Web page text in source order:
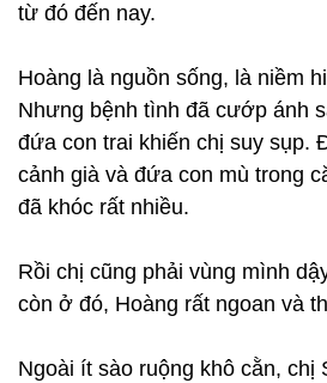
từ đó đến nay.
Hoàng là nguồn sống, là niềm
Nhưng bệnh tình đã cướp ánh
đứa con trai khiến chị suy sụp.
cảnh già và đứa con mù trong
đã khóc rất nhiều.
Rồi chị cũng phải vùng mình
còn ở đó, Hoàng rất ngoan và
Ngoài ít sào ruộng khô cằn, chị